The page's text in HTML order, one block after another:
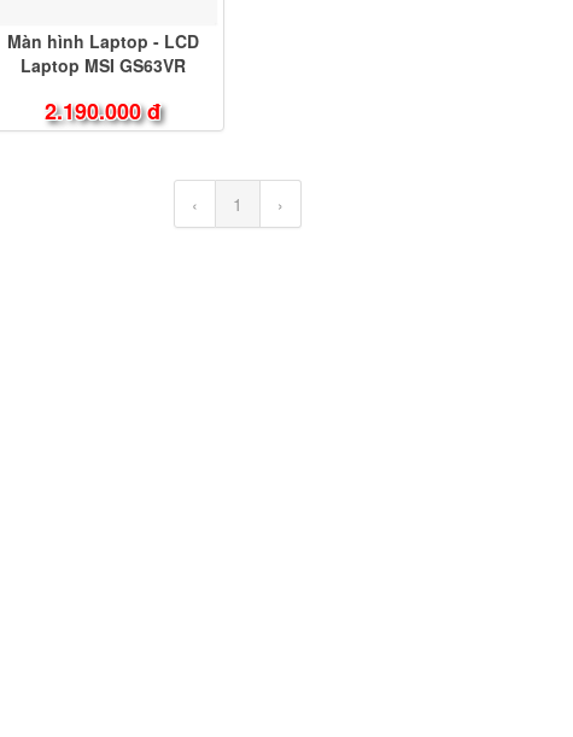
Màn hình Laptop - LCD
Laptop MSI GS63VR
2.190.000 đ
‹ 1 ›